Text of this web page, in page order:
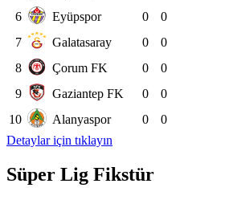
6
Eyüpspor 0
0
7
Galatasaray 0
0
8
Çorum FK 0
0
9
Gaziantep FK 0
0
10
Alanyaspor 0
0
Detaylar için tıklayın
Süper Lig Fikstür